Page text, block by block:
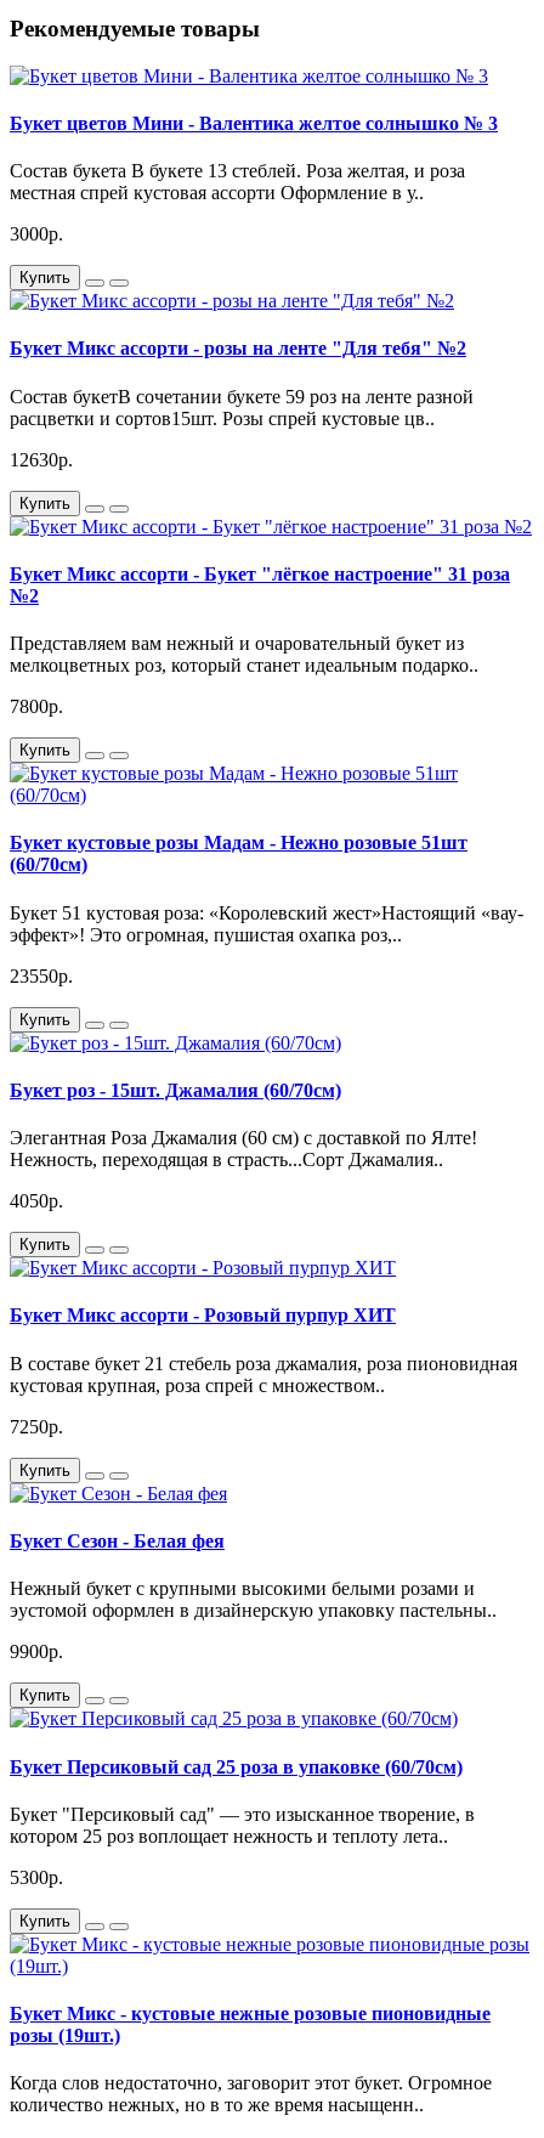
Рекомендуемые товары
Букет цветов Мини - Валентика желтое солнышко № 3
Состав букета В букете 13 стеблей. Роза желтая, и роза
местная спрей кустовая ассорти Оформление в у..
3000р.
Купить
Букет Микс ассорти - розы на ленте "Для тебя" №2
Состав букетВ сочетании букете 59 роз на ленте разной
расцветки и сортов15шт. Розы спрей кустовые цв..
12630р.
Купить
Букет Микс ассорти - Букет "лёгкое настроение" 31 роза
№2
Представляем вам нежный и очаровательный букет из
мелкоцветных роз, который станет идеальным подарко..
7800р.
Купить
Букет кустовые розы Мадам - Нежно розовые 51шт
(60/70см)
Букет 51 кустовая роза: «Королевский жест»Настоящий «вау-
эффект»! Это огромная, пушистая охапка роз,..
23550р.
Купить
Букет роз - 15шт. Джамалия (60/70см)
Элегантная Роза Джамалия (60 см) с доставкой по Ялте!
Нежность, переходящая в страсть...Сорт Джамалия..
4050р.
Купить
Букет Микс ассорти - Розовый пурпур ХИТ
В составе букет 21 стебель роза джамалия, роза пионовидная
кустовая крупная, роза спрей с множеством..
7250р.
Купить
Букет Сезон - Белая фея
Нежный букет с крупными высокими белыми розами и
эустомой оформлен в дизайнерскую упаковку пастельны..
9900р.
Купить
Букет Персиковый сад 25 роза в упаковке (60/70см)
Букет "Персиковый сад" — это изысканное творение, в
котором 25 роз воплощает нежность и теплоту лета..
5300р.
Купить
Букет Микс - кустовые нежные розовые пионовидные
розы (19шт.)
Когда слов недостаточно, заговорит этот букет. Огромное
количество нежных, но в то же время насыщенн..